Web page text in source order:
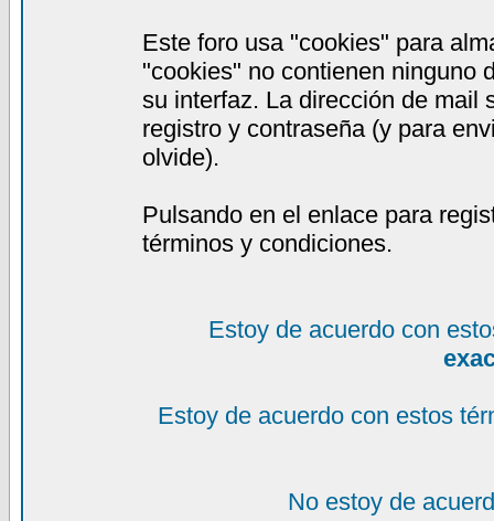
Este foro usa "cookies" para
"cookies" no contienen ninguno
su interfaz. La dirección de mail
registro y contraseña (y para
olvide).
Pulsando en el enlace para
términos y condiciones.
Estoy de acuerdo con
Estoy de acuerdo con estos
No estoy de